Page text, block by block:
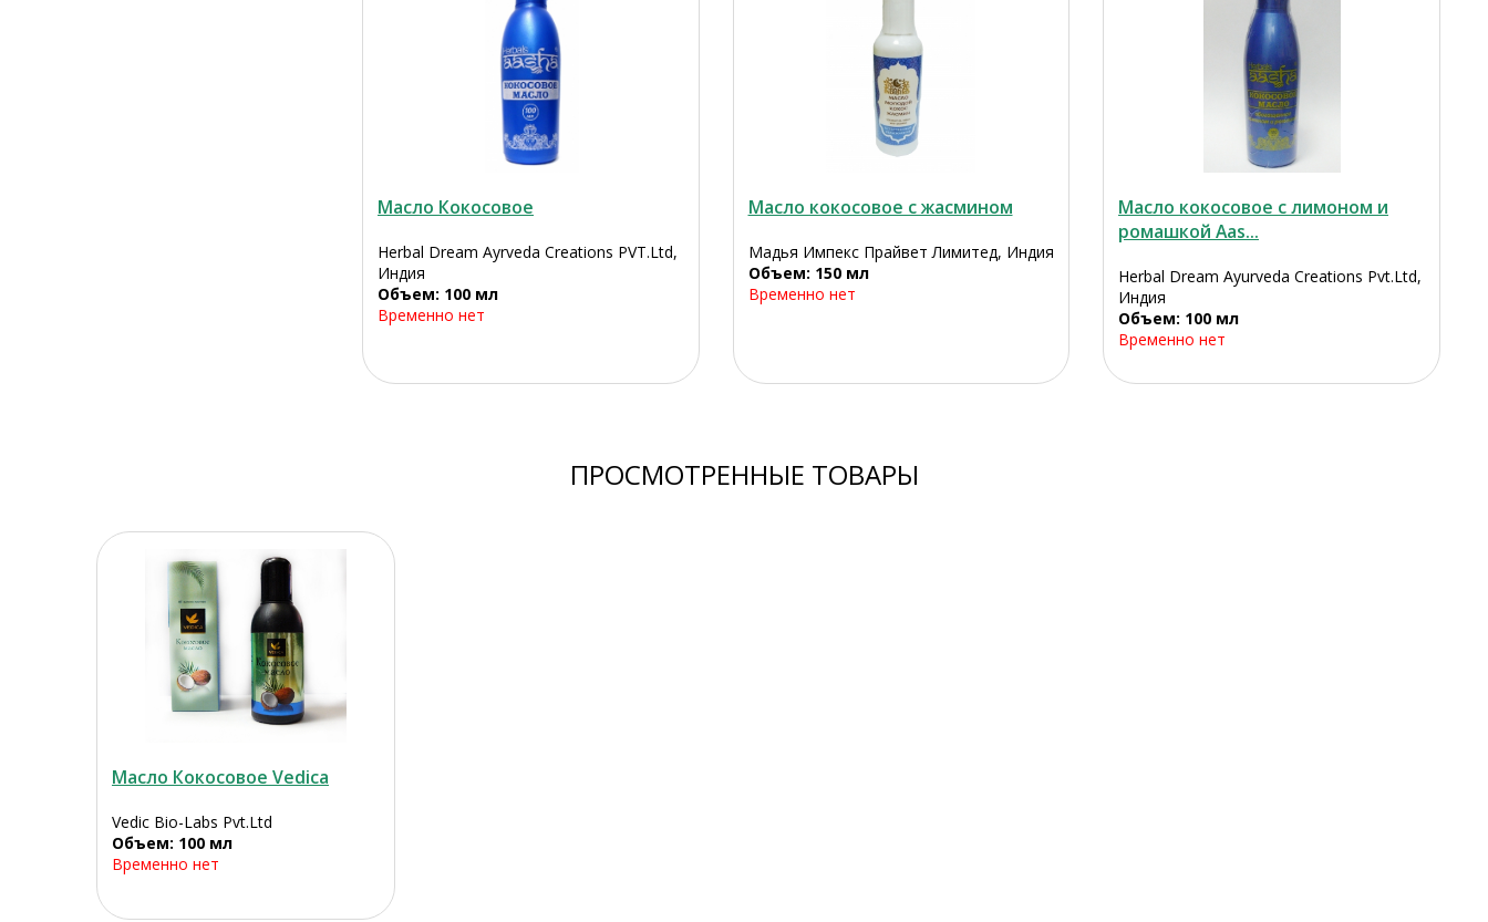
Масло Кокосовое
Herbal Dream Ayrveda Creations PVT.Ltd,
Индия
Объем: 100 мл
Временно нет
Масло кокосовое с жасмином
Мадья Импекс Прайвет Лимитед, Индия
Объем: 150 мл
Временно нет
Масло кокосовое с лимоном и
ромашкой Aas...
Herbal Dream Ayurveda Creations Pvt.Ltd,
Индия
Объем: 100 мл
Временно нет
ПРОСМОТРЕННЫЕ ТОВАРЫ
Масло Кокосовое Vedica
Vedic Bio-Labs Pvt.Ltd
Объем: 100 мл
Временно нет